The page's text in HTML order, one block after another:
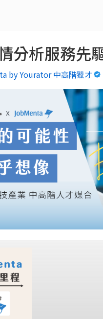
分析服務先
by Yourator 中高階獵才